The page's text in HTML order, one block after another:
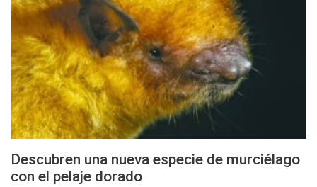
Descubren una nueva especie de murciélago
con el pelaje dorado